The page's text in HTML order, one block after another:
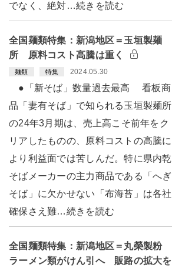
でなく、絶対…続きを読む
全国麺類特集：新潟地区＝玉垣製麺
所 原料コスト高騰は重く
麺類 特集 2024.05.30
●「新そば」数量過去最高 看板商
品「妻有そば」で知られる玉垣製麺所
の24年3月期は、売上高こそ前年をク
リアしたものの、原料コストの高騰に
より利益面では苦しんだ。特に県内乾
そばメーカーの主力商品である「へぎ
そば」に欠かせない「布海苔」は各社
確保さえ難…続きを読む
全国麺類特集：新潟地区＝丸榮製粉
ラーメン類がけん引へ 販路の拡大を